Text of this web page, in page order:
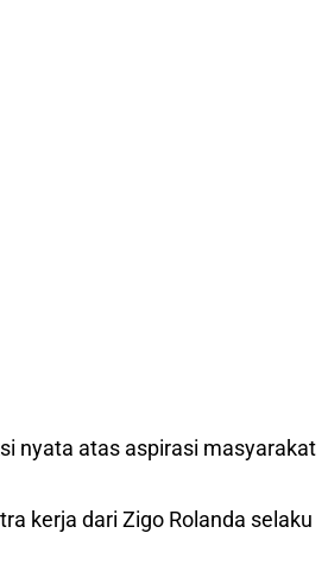
nyata atas aspirasi masyarakat
kerja dari Zigo Rolanda selaku